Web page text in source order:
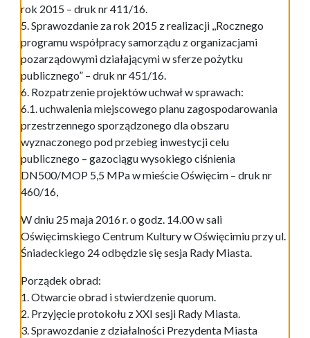
rok 2015 – druk nr 411/16.
5. Sprawozdanie za rok 2015 z realizacji ,,Rocznego
programu współpracy samorządu z organizacjami
pozarządowymi działającymi w sferze pożytku
publicznego” – druk nr 451/16.
6. Rozpatrzenie projektów uchwał w sprawach:
6.1. uchwalenia miejscowego planu zagospodarowania
przestrzennego sporządzonego dla obszaru
wyznaczonego pod przebieg inwestycji celu
publicznego – gazociągu wysokiego ciśnienia
DN500/MOP 5,5 MPa w mieście Oświęcim – druk nr
460/16,
W dniu 25 maja 2016 r. o godz. 14.00 w sali
Oświęcimskiego Centrum Kultury w Oświęcimiu przy ul.
Śniadeckiego 24 odbędzie się sesja Rady Miasta.
Porządek obrad:
1. Otwarcie obrad i stwierdzenie quorum.
2. Przyjęcie protokołu z XXI sesji Rady Miasta.
3. Sprawozdanie z działalności Prezydenta Miasta